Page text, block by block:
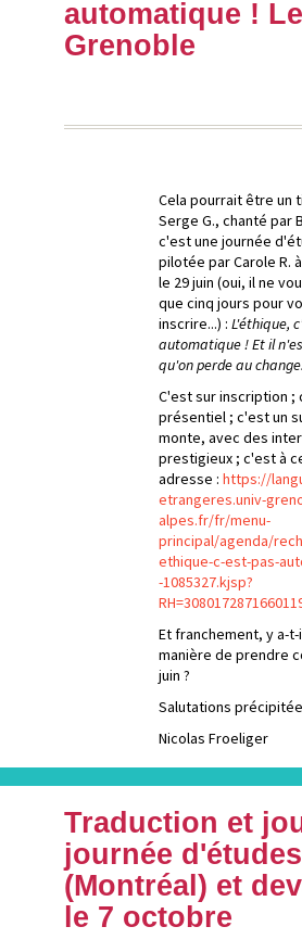
automatique !
Grenoble
Cela pourrait être un
Serge G., chanté par
c'est une journée
pilotée par Carole R.
le 29 juin (oui, il ne
que cinq jours pour
inscrire...) : L'éthique,
automatique ! Et il
qu'on perde au change.
C'est sur inscription ;
présentiel ; c'est un
monte, avec des
prestigieux ; c'est à
adresse : https://
etrangeres.univ-
alpes.fr/fr/menu-
principal/agenda/
ethique-c-est-pas-
-1085327.kjsp?
Et franchement, y a-
manière de prendre
juin ?
Salutations
Nicolas Froeliger
Traduction et
journée
(Montréal) et
le 7 octobre